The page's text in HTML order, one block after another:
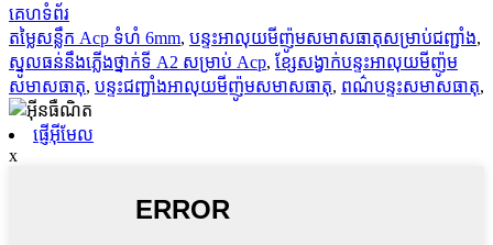
គេហទំព័រ
តម្លៃសន្លឹក Acp ទំហំ 6mm, បន្ទះអាលុយមីញ៉ូមសមាសធាតុសម្រាប់ជញ្ជាំង,
ស្នូលធន់នឹងភ្លើងថ្នាក់ទី A2 សម្រាប់ Acp, ខ្សែសង្វាក់បន្ទះអាលុយមីញ៉ូម
សមាសធាតុ, បន្ទះជញ្ជាំងអាលុយមីញ៉ូមសមាសធាតុ, ពណ៌បន្ទះសមាសធាតុ,
ផ្ញើអ៊ីមែល
x